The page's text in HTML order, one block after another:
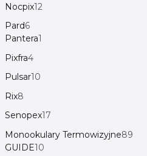
Nocpix12
Pard6
Pantera1
Pixfra4
Pulsar10
Rix8
Senopex17
Monookulary Termowizyjne89
GUIDE10